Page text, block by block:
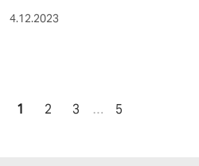
4.12.2023
1 2 3 … 5